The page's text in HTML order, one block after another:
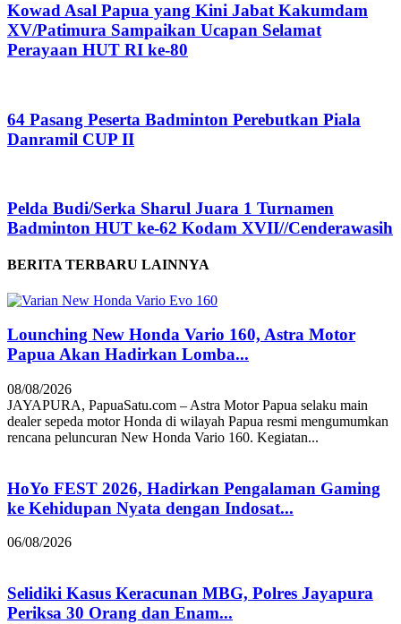
Kowad Asal Papua yang Kini Jabat Kakumdam
XV/Patimura Sampaikan Ucapan Selamat
Perayaan HUT RI ke-80
64 Pasang Peserta Badminton Perebutkan Piala
Danramil CUP II
Pelda Budi/Serka Sharul Juara 1 Turnamen
Badminton HUT ke-62 Kodam XVII//Cenderawasih
BERITA TERBARU LAINNYA
Lounching New Honda Vario 160, Astra Motor
Papua Akan Hadirkan Lomba...
08/08/2026
JAYAPURA, PapuaSatu.com – Astra Motor Papua selaku main
dealer sepeda motor Honda di wilayah Papua resmi mengumumkan
rencana peluncuran New Honda Vario 160. Kegiatan...
HoYo FEST 2026, Hadirkan Pengalaman Gaming
ke Kehidupan Nyata dengan Indosat...
06/08/2026
Selidiki Kasus Keracunan MBG, Polres Jayapura
Periksa 30 Orang dan Enam...